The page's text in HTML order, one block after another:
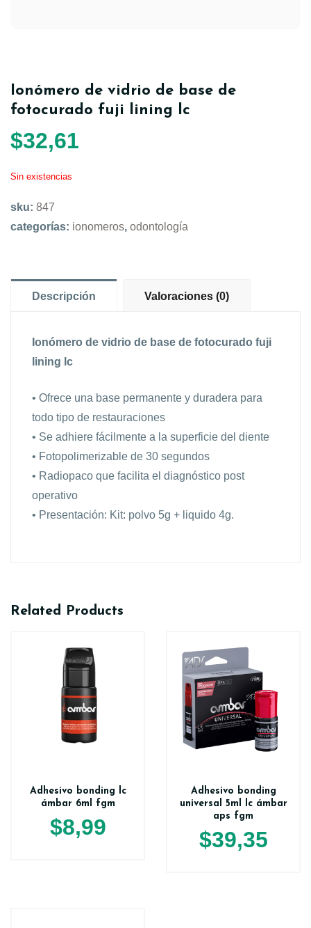
Ionómero de vidrio de base de
fotocurado fuji lining lc
$32,61
Sin existencias
sku: 847
categorías: ionomeros, odontología
Descripción Valoraciones (0)
Ionómero de vidrio de base de fotocurado fuji
lining lc
• Ofrece una base permanente y duradera para
todo tipo de restauraciones
• Se adhiere fácilmente a la superficie del diente
• Fotopolimerizable de 30 segundos
• Radiopaco que facilita el diagnóstico post
operativo
• Presentación: Kit: polvo 5g + liquido 4g.
Related Products
Adhesivo bonding lc
ámbar 6ml fgm
$8,99
Adhesivo bonding
universal 5ml lc ámbar
aps fgm
$39,35